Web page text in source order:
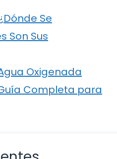
Se
Son Sus
Oxigenada
Completa para